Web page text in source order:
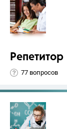
Репетитор
77 вопросов